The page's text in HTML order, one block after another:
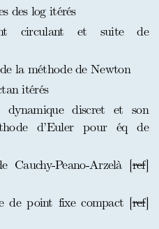
des log itérés
circulant et suite de
la méthode de Newton
itérés
dynamique discret et son
d’Euler pour éq de
Cauchy-Peano-Arzelà [ref]
de point fixe compact [ref]